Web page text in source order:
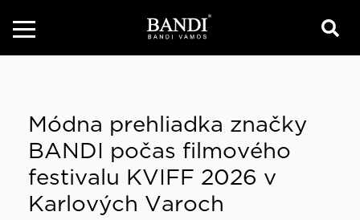
Módna prehliadka značky
BANDI počas filmového
festivalu KVIFF 2026 v
Karlových Varoch